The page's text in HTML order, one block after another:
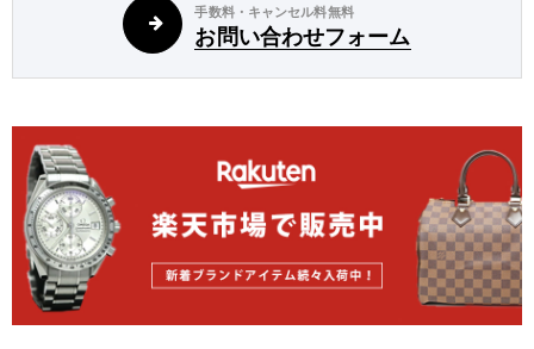
手数料・キャンセル料無料
お問い合わせフォーム